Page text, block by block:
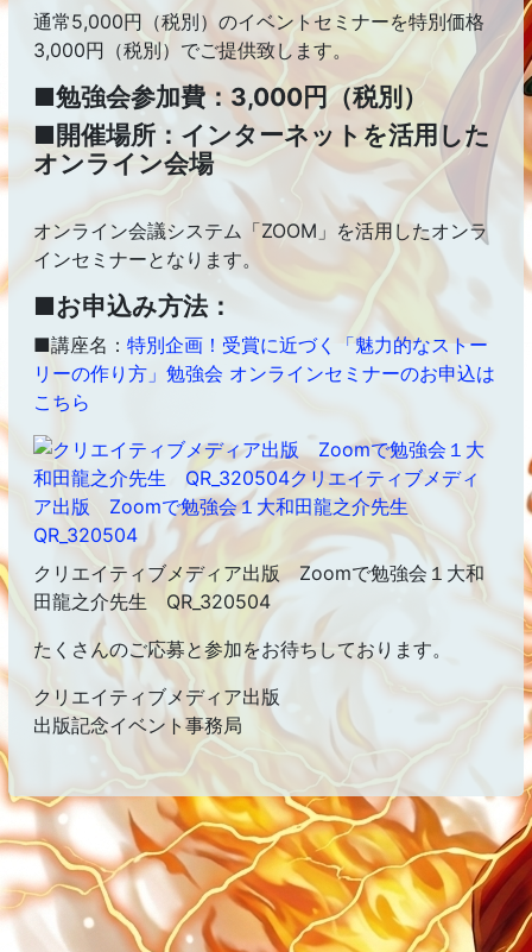
通常5,000円（税別）のイベントセミナーを特別価格
3,000円（税別）でご提供致します。
■勉強会参加費：3,000円（税別）
■開催場所：インターネットを活用した
オンライン会場
オンライン会議システム「ZOOM」を活用したオンラ
インセミナーとなります。
■お申込み方法：
■講座名：特別企画！受賞に近づく「魅力的なストー
リーの作り方」勉強会 オンラインセミナーのお申込は
こちら
クリエイティブメディア出版 Zoomで勉強会１大和
田龍之介先生 QR_320504
たくさんのご応募と参加をお待ちしております。
クリエイティブメディア出版
出版記念イベント事務局